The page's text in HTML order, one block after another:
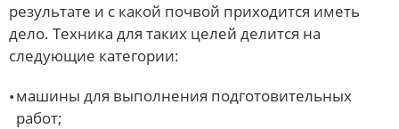
результате и с какой почвой приходится иметь
дело. Техника для таких целей делится на
следующие категории:
машины для выполнения подготовительных
работ;